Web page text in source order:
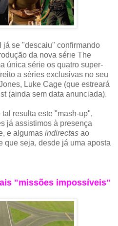
já se "descaiu" confirmando
da nova série The
única série os quatro super-
a séries exclusivas no seu
Luke Cage (que estreará
(ainda sem data anunciada).
resulta este "mash-up",
já assistimos à presença
e algumas indirectas ao
que seja, desde já uma aposta
"missões impossíveis"